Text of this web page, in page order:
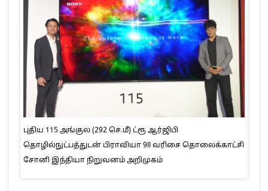
புதிய 115 அங்குல (292 செ.மீ) ட்ரூ ஆர்ஜிபி
தொழில்நுட்பத்துடன் பிராவியா 9II வரிசை தொலைக்காட்சி
சோனி இந்தியா நிறுவனம் அறிமுகம்